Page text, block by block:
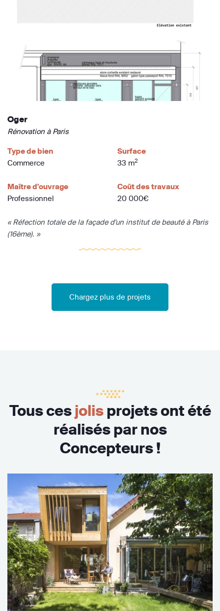
Oger
Rénovation à Paris
Type de bien
Commerce
Surface
33 m2
Maître d'ouvrage
Professionnel
Coût des travaux
20 000€
« Réfection totale de la façade d'un institut de beauté à Paris
(16ème). »
Chargez plus de projets
Tous cesjolisprojets ont été
réalisés par nos
Concepteurs !